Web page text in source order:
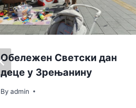
Обележен Светски дан
деце у Зрењанину
By admin